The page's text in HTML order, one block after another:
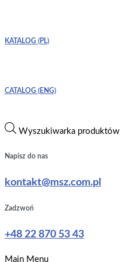
KATALOG (PL)
CATALOG (ENG)
Wyszukiwarka produktów
Napisz do nas
kontakt@msz.com.pl
Zadzwoń
+48 22 870 53 43
Main Menu